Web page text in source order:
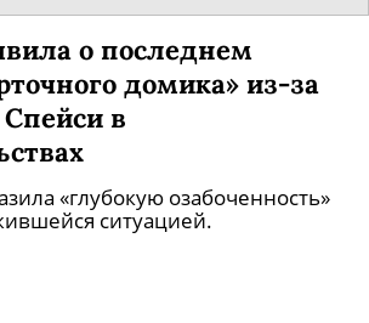
о последнем
домика» из-за
в
«глубокую озабоченность»
ситуацией.